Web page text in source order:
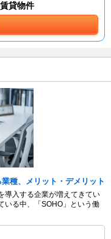
貸物件
種、メリット・デメリット
導入する企業が増えてきてい
いる中、「SOHO」という働